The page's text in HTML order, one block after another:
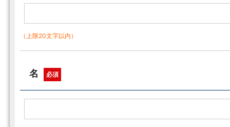
（上限20文字以内）
名 必須